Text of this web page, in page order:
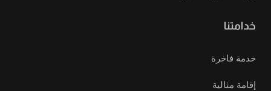
خدامتنا
خدمة فاخرة
إقامة مثالية